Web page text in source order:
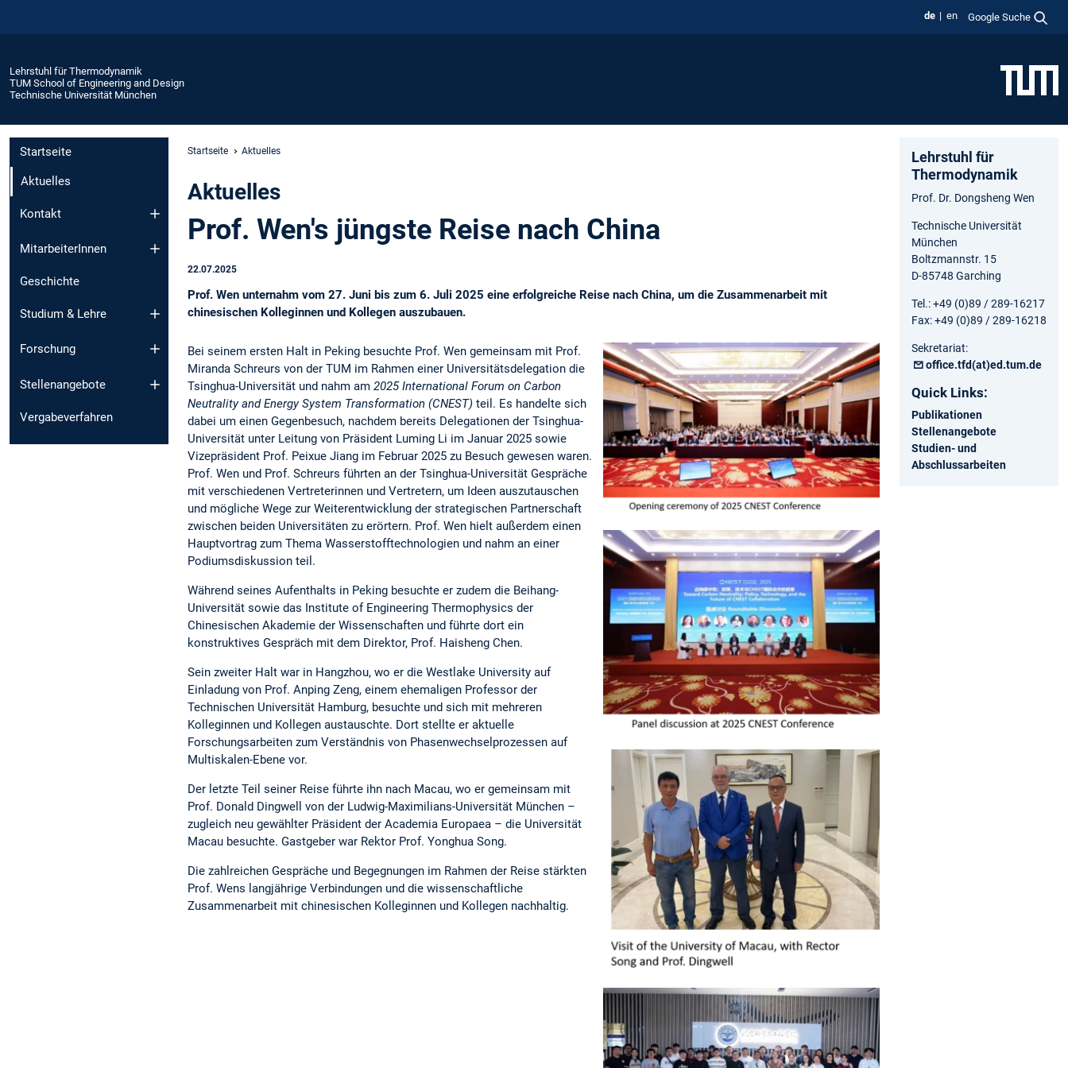
de en Google Suche
Lehrstuhl für Thermodynamik
TUM School of Engineering and Design
Technische Universität München
Startseite
Aktuelles
Kontakt
MitarbeiterInnen
Geschichte
Studium & Lehre
Forschung
Stellenangebote
Vergabeverfahren
Startseite Aktuelles
Aktuelles
Prof. Wen's jüngste Reise nach China
22.07.2025
Prof. Wen unternahm vom 27. Juni bis zum 6. Juli 2025 eine erfolgreiche Reise nach China, um die Zusammenarbeit mit
chinesischen Kolleginnen und Kollegen auszubauen.
Bei seinem ersten Halt in Peking besuchte Prof. Wen gemeinsam mit Prof.
Miranda Schreurs von der TUM im Rahmen einer Universitätsdelegation die
Tsinghua-Universität und nahm am 2025 International Forum on Carbon
Neutrality and Energy System Transformation (CNEST) teil. Es handelte sich
dabei um einen Gegenbesuch, nachdem bereits Delegationen der Tsinghua-
Universität unter Leitung von Präsident Luming Li im Januar 2025 sowie
Vizepräsident Prof. Peixue Jiang im Februar 2025 zu Besuch gewesen waren.
Prof. Wen und Prof. Schreurs führten an der Tsinghua-Universität Gespräche
mit verschiedenen Vertreterinnen und Vertretern, um Ideen auszutauschen
und mögliche Wege zur Weiterentwicklung der strategischen Partnerschaft
zwischen beiden Universitäten zu erörtern. Prof. Wen hielt außerdem einen
Hauptvortrag zum Thema Wasserstofftechnologien und nahm an einer
Podiumsdiskussion teil.
Während seines Aufenthalts in Peking besuchte er zudem die Beihang-
Universität sowie das Institute of Engineering Thermophysics der
Chinesischen Akademie der Wissenschaften und führte dort ein
konstruktives Gespräch mit dem Direktor, Prof. Haisheng Chen.
Sein zweiter Halt war in Hangzhou, wo er die Westlake University auf
Einladung von Prof. Anping Zeng, einem ehemaligen Professor der
Technischen Universität Hamburg, besuchte und sich mit mehreren
Kolleginnen und Kollegen austauschte. Dort stellte er aktuelle
Forschungsarbeiten zum Verständnis von Phasenwechselprozessen auf
Multiskalen-Ebene vor.
Der letzte Teil seiner Reise führte ihn nach Macau, wo er gemeinsam mit
Prof. Donald Dingwell von der Ludwig-Maximilians-Universität München –
zugleich neu gewählter Präsident der Academia Europaea – die Universität
Macau besuchte. Gastgeber war Rektor Prof. Yonghua Song.
Die zahlreichen Gespräche und Begegnungen im Rahmen der Reise stärkten
Prof. Wens langjährige Verbindungen und die wissenschaftliche
Zusammenarbeit mit chinesischen Kolleginnen und Kollegen nachhaltig.
Lehrstuhl für
Thermodynamik
Prof. Dr. Dongsheng Wen
Technische Universität
München
Boltzmannstr. 15
D-85748 Garching
Tel.: +49 (0)89 / 289-16217
Fax: +49 (0)89 / 289-16218
Sekretariat:
office.tfd(at)ed.tum.de
Quick Links:
Publikationen
Stellenangebote
Studien- und
Abschlussarbeiten